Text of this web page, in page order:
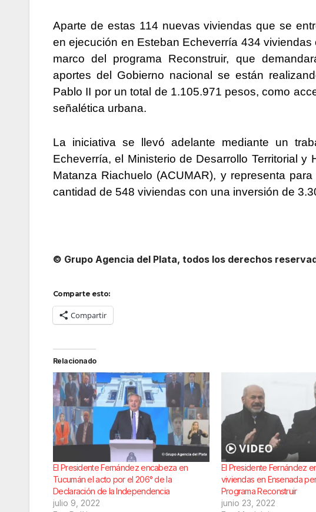
Aparte de estas 114 nuevas viviendas que se
en ejecución en Esteban Echeverría 434
marco del programa Reconstruir, que
aportes del Gobierno nacional se están
Pablo II por un total de 1.105.971 pesos, como
señalética urbana.
La iniciativa se llevó adelante mediante un
Echeverría, el Ministerio de Desarrollo Territorial
Matanza Riachuelo (ACUMAR), y representa
cantidad de 548 viviendas con una inversión de
© Grupo Agencia del Plata, todos los derechos
Comparte esto:
Compartir
Relacionado
El Presidente Fernández encabeza en
Tucumán el acto por el 206° de la
Declaración de la Independencia
julio 9, 2022
El Presidente Fernández
viviendas en Ensenada
Programa Reconstruir
junio 23, 2022